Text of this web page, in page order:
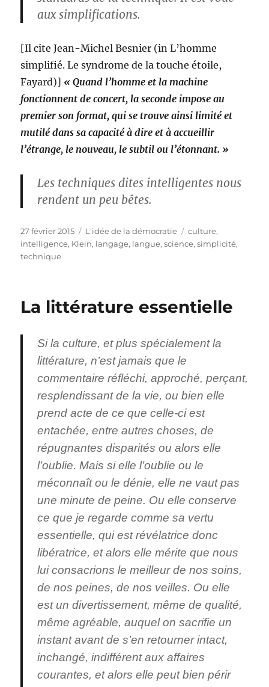
aux simplifications.
[Il cite Jean-Michel Besnier (in L’homme
simplifié. Le syndrome de la touche étoile,
Fayard)] « Quand l’homme et la machine
fonctionnent de concert, la seconde impose au
premier son format, qui se trouve ainsi limité et
mutilé dans sa capacité à dire et à accueillir
l’étrange, le nouveau, le subtil ou l’étonnant. »
Les techniques dites intelligentes nous
rendent un peu bêtes.
Publié
le
27 février 2015 Catégories
L'idée de la démocratie Étiquettes
culture,
intelligence, Klein, langage, langue,science,simplicité,
technique
La littérature essentielle
Si la culture, et plus spécialement la
littérature, n’est jamais que le
commentaire réfléchi, approché, perçant,
resplendissant de la vie, ou bien elle
prend acte de ce que celle-ci est
entachée, entre autres choses, de
répugnantes disparités ou alors elle
l’oublie. Mais si elle l’oublie ou le
méconnaît ou le dénie, elle ne vaut pas
une minute de peine. Ou elle conserve
ce que je regarde comme sa vertu
essentielle, qui est révélatrice donc
libératrice, et alors elle mérite que nous
lui consacrions le meilleur de nos soins,
de nos peines, de nos veilles. Ou elle
est un divertissement, même de qualité,
même agréable, auquel on sacrifie un
instant avant de s’en retourner intact,
inchangé, indifférent aux affaires
courantes, et alors elle peut bien périr